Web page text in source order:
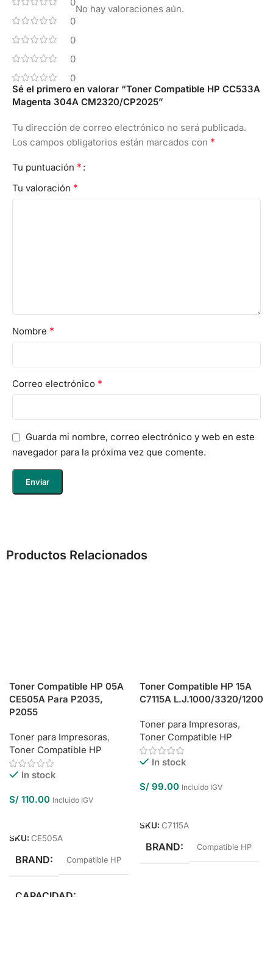
0
0
0
0
No hay valoraciones aún.
Sé el primero en valorar “Toner Compatible HP CC533A
Magenta 304A CM2320/CP2025”
Tu dirección de correo electrónico no será publicada.
Los campos obligatorios están marcados con *
Tu puntuación *
Tu valoración *
Nombre *
Correo electrónico *
Guarda mi nombre, correo electrónico y web en este
navegador para la próxima vez que comente.
Productos Relacionados
Toner Compatible HP 05A
CE505A Para P2035,
P2055
Toner para Impresoras,
Toner Compatible HP
In stock
S/ 110.00 Incluido IGV
SKU: CE505A
BRAND Compatible HP
CAPACIDAD
Toner Compatible HP 15A
C7115A L.J.1000/3320/1200
Toner para Impresoras,
Toner Compatible HP
In stock
S/ 99.00 Incluido IGV
SKU: C7115A
BRAND Compatible HP